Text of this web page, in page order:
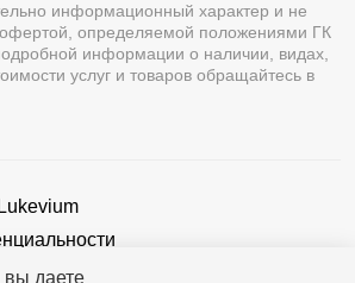
вы даете
информационный характер и не
офертой, определяемой положениями ГК
информации о наличии, видах,
услуг и товаров обращайтесь в
Lukevium